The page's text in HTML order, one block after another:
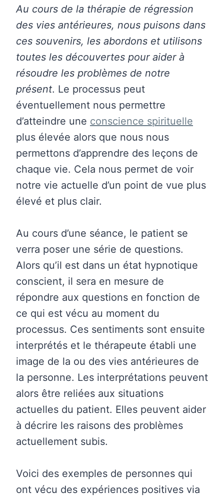
Au cours de la thérapie de régression
des vies antérieures, nous puisons dans
ces souvenirs, les abordons et utilisons
toutes les découvertes pour aider à
résoudre les problèmes de notre
présent. Le processus peut
éventuellement nous permettre
d’atteindre une conscience spirituelle
plus élevée alors que nous nous
permettons d’apprendre des leçons de
chaque vie. Cela nous permet de voir
notre vie actuelle d’un point de vue plus
élevé et plus clair.
Au cours d’une séance, le patient se
verra poser une série de questions.
Alors qu’il est dans un état hypnotique
conscient, il sera en mesure de
répondre aux questions en fonction de
ce qui est vécu au moment du
processus. Ces sentiments sont ensuite
interprétés et le thérapeute établi une
image de la ou des vies antérieures de
la personne. Les interprétations peuvent
alors être reliées aux situations
actuelles du patient. Elles peuvent aider
à décrire les raisons des problèmes
actuellement subis.
Voici des exemples de personnes qui
ont vécu des expériences positives via